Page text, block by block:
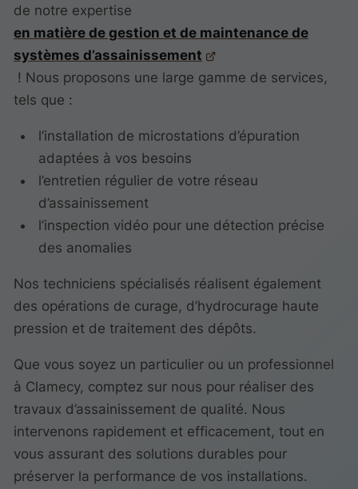
de notre expertise
en matière de gestion et de maintenance de
systèmes d’assainissement
! Nous proposons une large gamme de services,
tels que :
l’installation de microstations d’épuration
adaptées à vos besoins
l’entretien régulier de votre réseau
d’assainissement
l’inspection vidéo pour une détection précise
des anomalies
Nos techniciens spécialisés réalisent également
des opérations de curage, d’hydrocurage haute
pression et de traitement des dépôts.
Que vous soyez un particulier ou un professionnel
à Clamecy, comptez sur nous pour réaliser des
travaux d’assainissement de qualité. Nous
intervenons rapidement et efficacement, tout en
vous assurant des solutions durables pour
préserver la performance de vos installations.